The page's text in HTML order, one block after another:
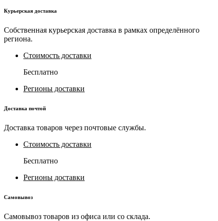
Курьерская доставка
Собственная курьерская доставка в рамках определённого
региона.
Стоимость доставки
Бесплатно
Регионы доставки
Доставка почтой
Доставка товаров через почтовые службы.
Стоимость доставки
Бесплатно
Регионы доставки
Самовывоз
Самовывоз товаров из офиса или со склада.